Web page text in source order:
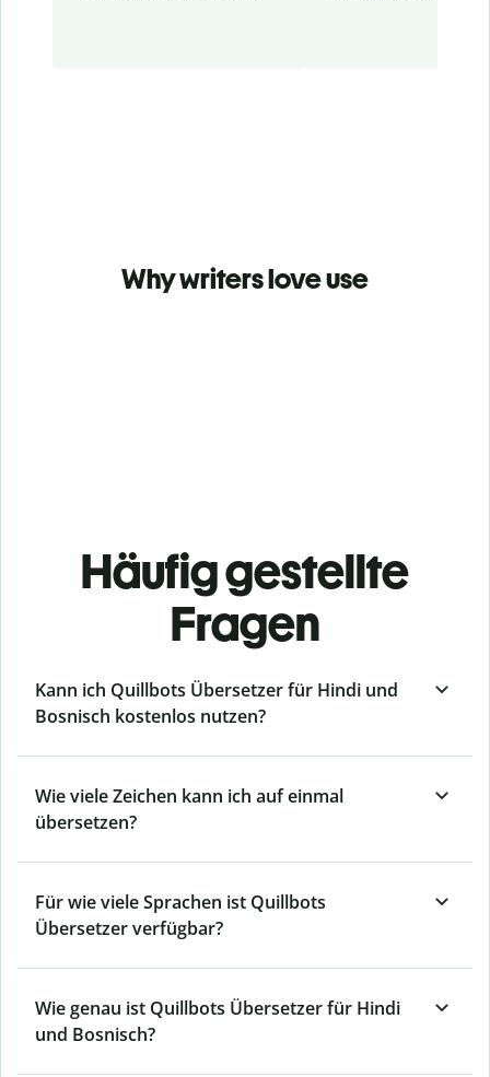
Why writers love use
Häufig gestellte
Fragen
Kann ich Quillbots Übersetzer für Hindi und
Bosnisch kostenlos nutzen?
Wie viele Zeichen kann ich auf einmal
übersetzen?
Für wie viele Sprachen ist Quillbots
Übersetzer verfügbar?
Wie genau ist Quillbots Übersetzer für Hindi
und Bosnisch?